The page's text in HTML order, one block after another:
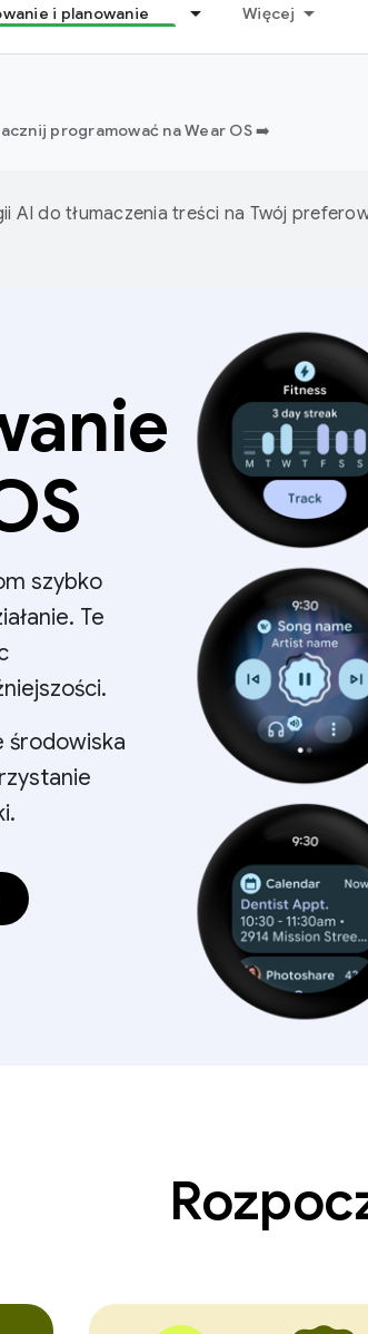
i planowanie Więcej
programować na Wear OS ➡️
AI do tłumaczenia treści na Twój
szybko
Te
środowiska